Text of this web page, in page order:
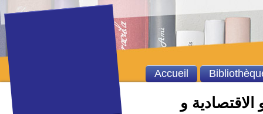
الاقتصادية و
Accueil